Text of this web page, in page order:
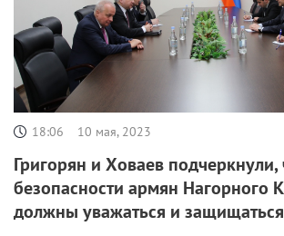
18:06 10 мая, 2023
Григорян и Ховаев подчеркнули,
безопасности армян Нагорного
должны уважаться и защищаться